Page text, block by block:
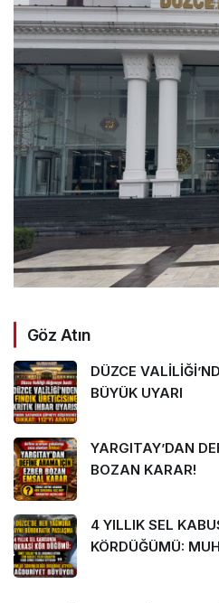
Göz Atın
DÜZCE
BÜYÜK UYARI
YARGITAY’DAN
BOZAN KARAR!
4 YILLIK SEL
KÖRDÜĞÜMÜ: